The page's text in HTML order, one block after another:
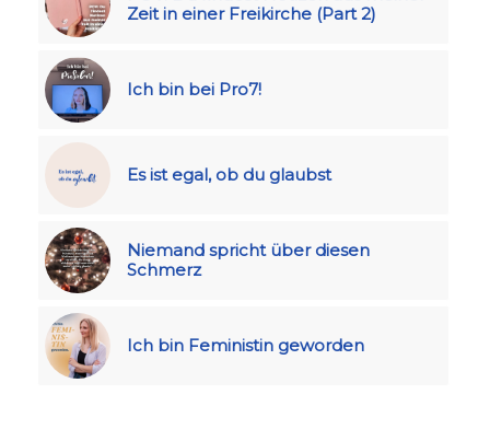
Zeit in einer Freikirche (Part 2)
Ich bin bei Pro7!
Es ist egal, ob du glaubst
Niemand spricht über diesen
Schmerz
Ich bin Feministin geworden